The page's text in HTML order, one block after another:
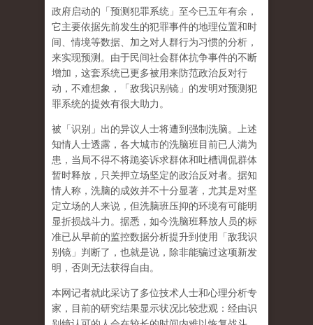
政府启动的「预测犯罪系统」至今已五年有余，
它主要依据先前发生的犯罪事件的地理位置和时
间、情境等数据、加之对人群行为习惯的分析，
来实现预测。由于民间社会群体抗争事件的不断
增加，这套系统已更多被用来防范政治反对行
动，不难想象，「敌我识别镜」的发明对预测犯
罪系统的提效有很大助力。
被「识别」出的异议人士将遭到强制洗脑。上述
知情人士透露，各大城市的洗脑班目前已人满为
患，当局不得不将跪姿诉求群体和吐槽调侃群体
暂时释放，只关押立场坚定的政治反对者。据知
情人称，洗脑的成效并不十分显著，尤其是对坚
定立场的人来说，但洗脑班压抑的环境有可能明
显折损战斗力。据悉，如今洗脑班释放人员的标
准已从早前的监控数据分析提升到使用「敌我识
别镜」判断了，也就是说，除非能骗过这项新发
明，否则无法获得自由。
本网记者就此采访了多位技术人士和心理分析专
家，目前的研究结果显示状况比较悲观：经由识